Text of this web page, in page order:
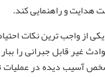
هدایت و راهنمایی کند.
از واجب ترین نکات
قابل جبرانی را
آسیب دیده در عملیات